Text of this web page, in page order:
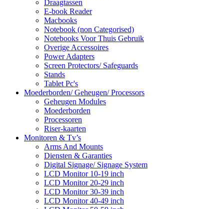
Draagtassen
E-book Reader
Macbooks
Notebook (non Categorised)
Notebooks Voor Thuis Gebruik
Overige Accessoires
Power Adapters
Screen Protectors/ Safeguards
Stands
Tablet Pc's
Moederborden/ Geheugen/ Processors
Geheugen Modules
Moederborden
Processoren
Riser-kaarten
Monitoren & Tv’s
Arms And Mounts
Diensten & Garanties
Digital Signage/ Signage System
LCD Monitor 10-19 inch
LCD Monitor 20-29 inch
LCD Monitor 30-39 inch
LCD Monitor 40-49 inch